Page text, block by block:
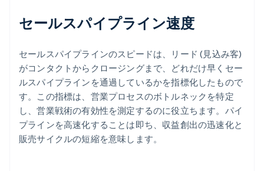
セールスパイプライン速度
セールスパイプラインのスピードは、リード (見込み客)
がコンタクトからクロージングまで、どれだけ早くセー
ルスパイプラインを通過しているかを指標化したもので
す。この指標は、営業プロセスのボトルネックを特定
し、営業戦術の有効性を測定するのに役立ちます。パイ
プラインを高速化することは即ち、収益創出の迅速化と
販売サイクルの短縮を意味します。